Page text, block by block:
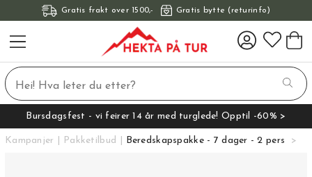
Gratis frakt over 1500,- Gratis bytte (returinfo)
Bursdagsfest - vi feirer 14 år med turglede! Opptil -60% >
Kampanjer Pakketilbud Beredskapspakke - 7 dager - 2 pers